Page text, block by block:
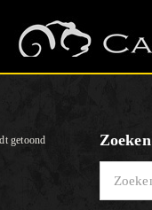
getoond Zoeken